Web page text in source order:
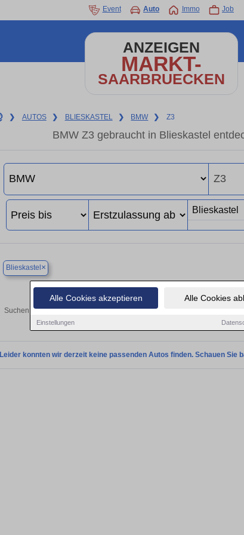
Alle Cookies akzeptieren Alle Cookies
Einstellungen
Event Auto Immo Job
ANZEIGEN
MARKT-
SAARBRUECKEN
❯ AUTOS ❯ BLIESKASTEL ❯ BMW ❯ Z3
BMW Z3 gebraucht in Blieskastel
Blieskastel ×
Finden Sie in
Suchen Sie in Blieskastel einen BMW Z3 Gebrauchtwagen? Entdecken
privat
Leider konnten wir derzeit keine passenden Autos finden. Schauen Sie